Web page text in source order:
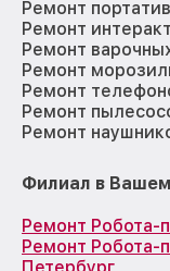
Ремонт
Ремонт
Ремонт
Ремонт
Ремонт
Ремонт
Ремонт
Филиал в
Ремонт Робота-
Ремонт Робота-